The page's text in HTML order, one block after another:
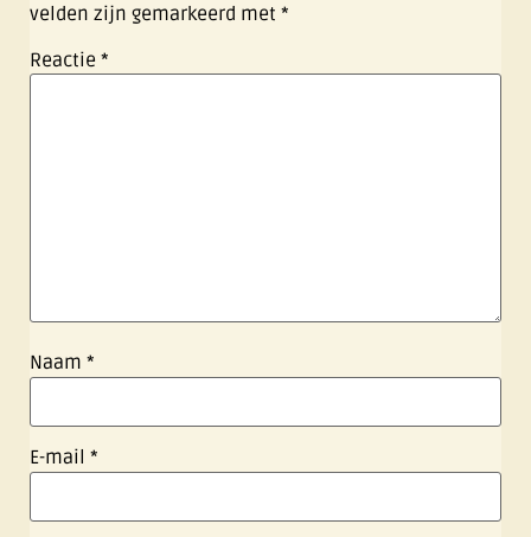
velden zijn gemarkeerd met *
Reactie *
Naam *
E-mail *